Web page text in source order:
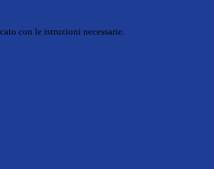
con le istruzioni necessarie.